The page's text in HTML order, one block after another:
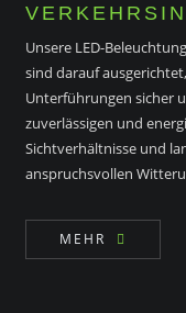
Unsere LED-
sind darauf
Unterführungen sicher
zuverlässigen und
Sichtverhältnisse und
anspruchsvollen
MEHR